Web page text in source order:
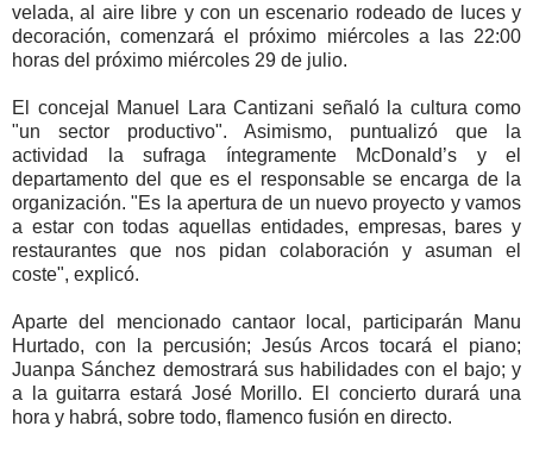
velada, al aire libre y con un escenario rodeado de luces y
decoración, comenzará el próximo miércoles a las 22:00
horas del próximo miércoles 29 de julio.
El concejal Manuel Lara Cantizani señaló la cultura como
"un sector productivo". Asimismo, puntualizó que la
actividad la sufraga íntegramente McDonald’s y el
departamento del que es el responsable se encarga de la
organización. "Es la apertura de un nuevo proyecto y vamos
a estar con todas aquellas entidades, empresas, bares y
restaurantes que nos pidan colaboración y asuman el
coste", explicó.
Aparte del mencionado cantaor local, participarán Manu
Hurtado, con la percusión; Jesús Arcos tocará el piano;
Juanpa Sánchez demostrará sus habilidades con el bajo; y
a la guitarra estará José Morillo. El concierto durará una
hora y habrá, sobre todo, flamenco fusión en directo.